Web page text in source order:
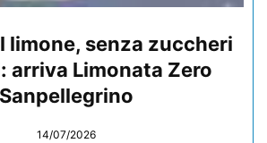
limone, senza zuccheri
arriva Limonata Zero
Sanpellegrino
14/07/2026